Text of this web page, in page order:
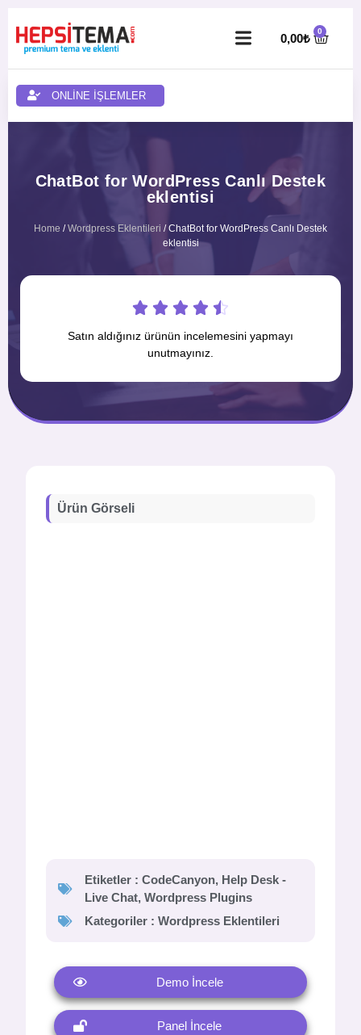
0,00₺
ONLİNE İŞLEMLER
ChatBot for WordPress Canlı Destek
eklentisi
Home /Wordpress Eklentileri / ChatBot for WordPress Canlı Destek
eklentisi
    
Satın aldığınız ürünün incelemesini yapmayı
unutmayınız.
Ürün Görseli
Etiketler : CodeCanyon, Help Desk -
Live Chat, Wordpress Plugins
Kategoriler : Wordpress Eklentileri
Demo İncele
Panel İncele